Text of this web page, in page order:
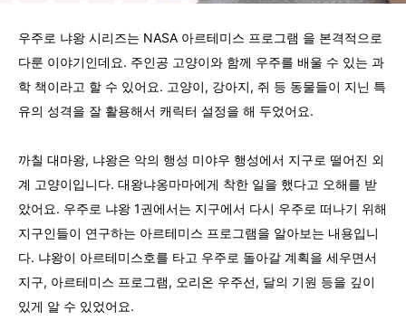
우주로 냐왕 시리즈는 NASA 아르테미스 프로그램 을 본격적으로
다룬 이야기인데요. 주인공 고양이와 함께 우주를 배울 수 있는 과
학 책이라고 할 수 있어요. 고양이, 강아지, 쥐 등 동물들이 지닌 특
유의 성격을 잘 활용해서 캐릭터 설정을 해 두었어요.
까칠 대마왕, 냐왕은 악의 행성 미야우 행성에서 지구로 떨어진 외
계 고양이입니다. 대왕냐옹마마에게 착한 일을 했다고 오해를 받
았어요. 우주로 냐왕 1권에서는 지구에서 다시 우주로 떠나기 위해
지구인들이 연구하는 아르테미스 프로그램을 알아보는 내용입니
다. 냐왕이 아르테미스호를 타고 우주로 돌아갈 계획을 세우면서
지구, 아르테미스 프로그램, 오리온 우주선, 달의 기원 등을 깊이
있게 알 수 있었어요.